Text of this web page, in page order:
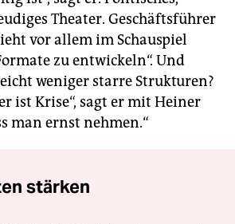
Theater. Geschäftsführer
vor allem im Schauspiel
zu entwickeln“. Und
weniger starre Strukturen?
ist Krise“, sagt er mit Heiner
man ernst nehmen.“
stärken